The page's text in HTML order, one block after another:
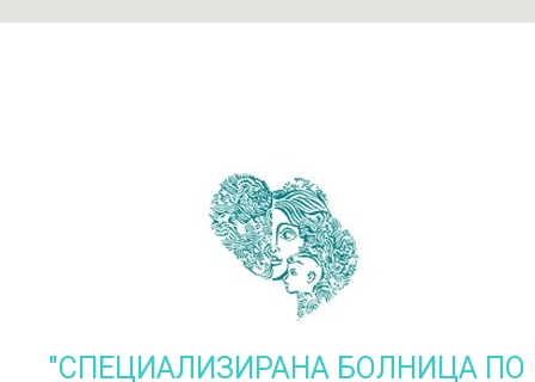
"СПЕЦИАЛИЗИРАНА БОЛНИЦА ПО